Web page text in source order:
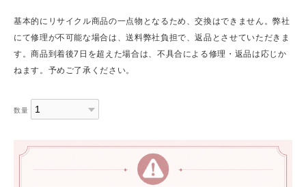
基本的にリサイクル商品の一点物となるため、交換はできません。弊社
にて修理が不可能な場合は、送料弊社負担で、返品とさせていただきま
す。商品到着後7日を超えた場合は、不具合による修理・返品は応じか
ねます。予めご了承ください。
数量